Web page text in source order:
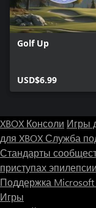
Golf Up
USD$6.99
XBOX Консоли Игры
для XBOXСлужба
Стандарты
приступах эпилепсии
Поддержка Microsoft
Игры